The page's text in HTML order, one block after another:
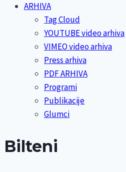
ARHIVA
Tag Cloud
YOUTUBE video arhiva
VIMEO video arhiva
Press arhiva
PDF ARHIVA
Programi
Publikacije
Glumci
Bilteni